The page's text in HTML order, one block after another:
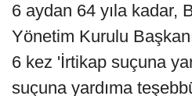
6 aydan 64 yıla kadar,
Yönetim Kurulu
6 kez 'İrtikap suçuna
suçuna yardıma